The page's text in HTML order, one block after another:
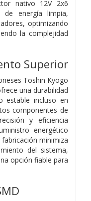
nativo 12V 2x6
de energía limpia,
optimizando
la complejidad
Superior
Toshin Kyogo
una durabilidad
estable incluso en
componentes de
y eficiencia
energético
minimiza
del sistema,
opción fiable para